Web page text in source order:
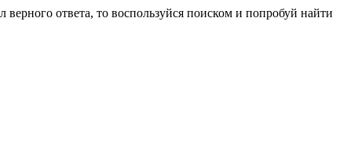
верного ответа, то воспользуйся поиском и попробуй найти